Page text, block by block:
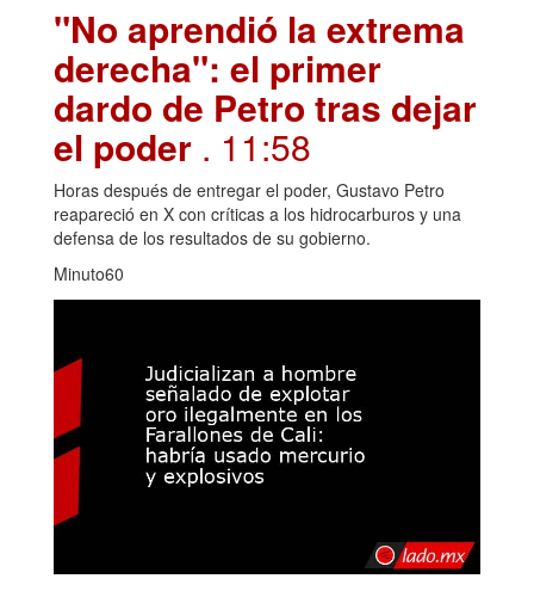
"No aprendió la extrema
derecha": el primer
dardo de Petro tras dejar
el poder . 11:58
Horas después de entregar el poder, Gustavo Petro
reapareció en X con críticas a los hidrocarburos y una
defensa de los resultados de su gobierno.
Minuto60